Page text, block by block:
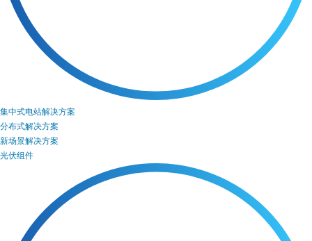
集中式电站解决方案
分布式解决方案
新场景解决方案
光伏组件